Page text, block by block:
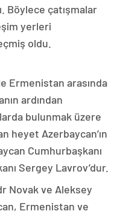
Böylece çatışmalar
yerleri
oldu.
Ermenistan arasında
ardından
bulunmak üzere
heyet Azerbaycan’ın
Cumhurbaşkanı
Sergey Lavrov’dur.
Novak ve Aleksey
Ermenistan ve